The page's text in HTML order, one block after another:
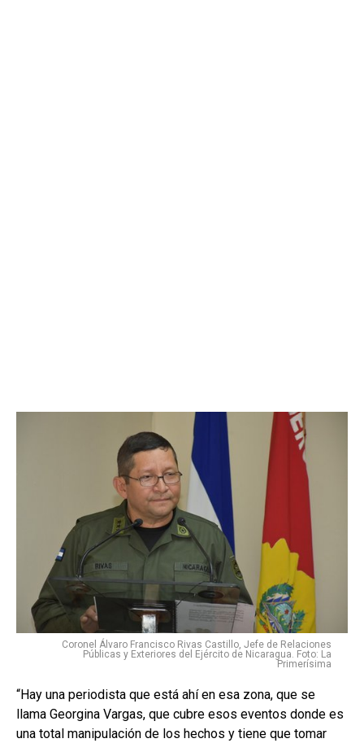
Coronel Álvaro Francisco Rivas Castillo, Jefe de Relaciones
Públicas y Exteriores del Ejército de Nicaragua. Foto: La
Primerísima
“Hay una periodista que está ahí en esa zona, que se
llama Georgina Vargas, que cubre esos eventos donde es
una total manipulación de los hechos y tiene que tomar